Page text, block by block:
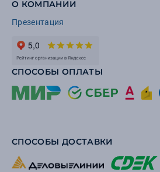
О КОМПАНИИ
Презентация
СПОСОБЫ ОПЛАТЫ
СПОСОБЫ ДОСТАВКИ